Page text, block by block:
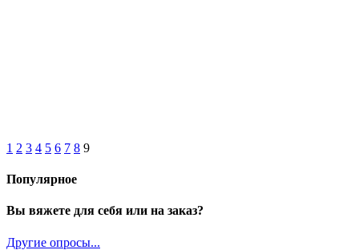
1 2 3 4 5 6 7 8 9
Популярное
Вы вяжете для себя или на заказ?
Другие опросы...